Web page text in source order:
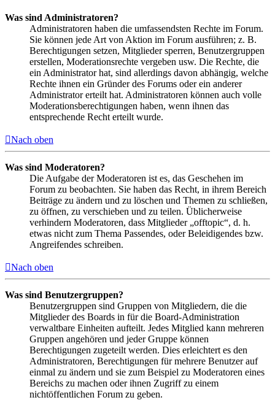
Was sind Administratoren?
Administratoren haben die umfassendsten Rechte im Forum.
Sie können jede Art von Aktion im Forum ausführen; z. B.
Berechtigungen setzen, Mitglieder sperren, Benutzergruppen
erstellen, Moderationsrechte vergeben usw. Die Rechte, die
ein Administrator hat, sind allerdings davon abhängig, welche
Rechte ihnen ein Gründer des Forums oder ein anderer
Administrator erteilt hat. Administratoren können auch volle
Moderationsberechtigungen haben, wenn ihnen das
entsprechende Recht erteilt wurde.
Nach oben
Was sind Moderatoren?
Die Aufgabe der Moderatoren ist es, das Geschehen im
Forum zu beobachten. Sie haben das Recht, in ihrem Bereich
Beiträge zu ändern und zu löschen und Themen zu schließen,
zu öffnen, zu verschieben und zu teilen. Üblicherweise
verhindern Moderatoren, dass Mitglieder „offtopic“, d. h.
etwas nicht zum Thema Passendes, oder Beleidigendes bzw.
Angreifendes schreiben.
Nach oben
Was sind Benutzergruppen?
Benutzergruppen sind Gruppen von Mitgliedern, die die
Mitglieder des Boards in für die Board-Administration
verwaltbare Einheiten aufteilt. Jedes Mitglied kann mehreren
Gruppen angehören und jeder Gruppe können
Berechtigungen zugeteilt werden. Dies erleichtert es den
Administratoren, Berechtigungen für mehrere Benutzer auf
einmal zu ändern und sie zum Beispiel zu Moderatoren eines
Bereichs zu machen oder ihnen Zugriff zu einem
nichtöffentlichen Forum zu geben.